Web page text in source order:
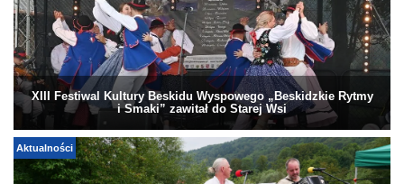
XIII Festiwal Kultury Beskidu Wyspowego „Beskidzkie Rytmy
i Smaki” zawitał do Starej Wsi
Aktualności